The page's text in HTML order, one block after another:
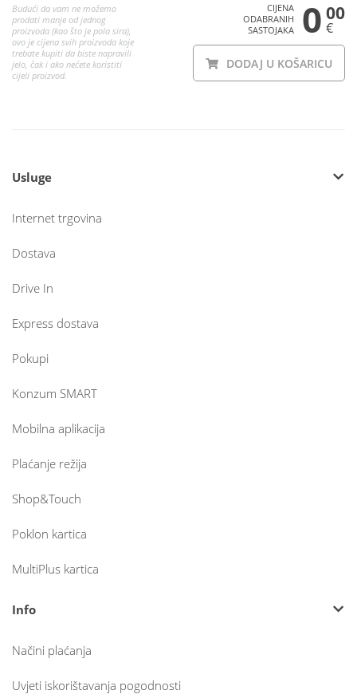
Budući da vam ne možemo
prodati manje od jednog
proizvoda (kao što je pola sira),
ovo je cijena svih proizvoda koje
trebate kupiti da biste napravili
jelo, čak i ako nećete koristiti
cijeli proizvod.
CIJENA
ODABRANIH
SASTOJAKA
0 00
€
DODAJ U KOŠARICU
Usluge
Internet trgovina
Dostava
Drive In
Express dostava
Pokupi
Konzum SMART
Mobilna aplikacija
Plaćanje režija
Shop&Touch
Poklon kartica
MultiPlus kartica
Info
Načini plaćanja
Uvjeti iskorištavanja pogodnosti